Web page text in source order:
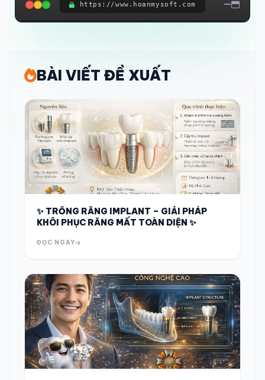
https://www.hoanmysoft.com
BÀI VIẾT ĐỀ XUẤT
✨ TRỒNG RĂNG IMPLANT – GIẢI PHÁP
KHÔI PHỤC RĂNG MẤT TOÀN DIỆN ✨
ĐỌC NGAY